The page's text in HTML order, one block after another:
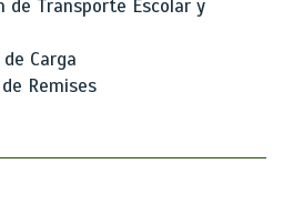
de Transporte Escolar y
Carga
Remises